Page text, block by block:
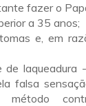
fazer o
a 35 anos;
e, em
laqueadura
falsa
método